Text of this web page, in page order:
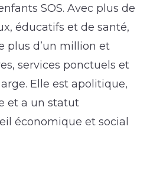
SOS. Avec plus de
éducatifs et de santé,
plus d’un million et
services ponctuels et
Elle est apolitique,
et a un statut
économique et social